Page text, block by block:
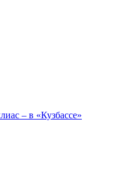
– в «Кузбассе»